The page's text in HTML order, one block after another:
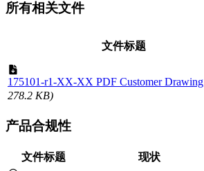
所有相关文件
文件标题
175101-r1-XX-XX PDF Customer Drawing
278.2 KB)
产品合规性
文件标题 现状